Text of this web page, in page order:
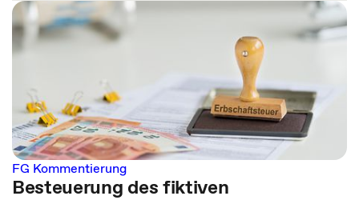
FG Kommentierung
Besteuerung des fiktiven